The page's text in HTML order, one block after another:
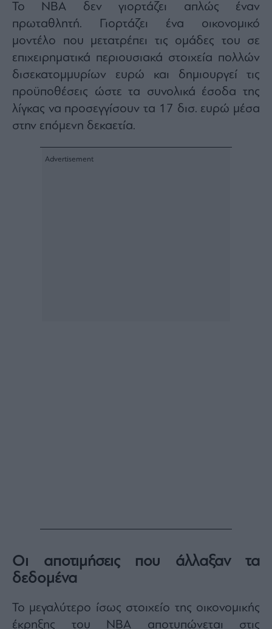
Μετοχές
Αγορές
Trader's
book
Buy-
Hold-
Sell
The
submitting
your
email,
Το NBA δεν γιορτάζει απλώς έναν
πρωταθλητή. Γιορτάζει ένα οικονομικό
μοντέλο που μετατρέπει τις ομάδες του σε
επιχειρηματικά περιουσιακά στοιχεία πολλών
δισεκατομμυρίων ευρώ και δημιουργεί τις
προϋποθέσεις ώστε τα συνολικά έσοδα της
λίγκας να προσεγγίσουν τα 17 δισ. ευρώ μέσα
στην επόμενη δεκαετία.
Οι αποτιμήσεις που άλλαξαν τα
δεδομένα
Το μεγαλύτερο ίσως στοιχείο της οικονομικής
έκρηξης του NBA αποτυπώνεται στις